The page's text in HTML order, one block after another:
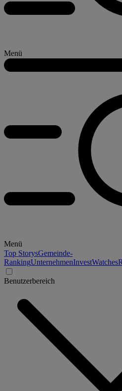
Menü
Menü
Top StorysGemeinde-
RankingUnternehmenInvestWatches
Benutzerbereich